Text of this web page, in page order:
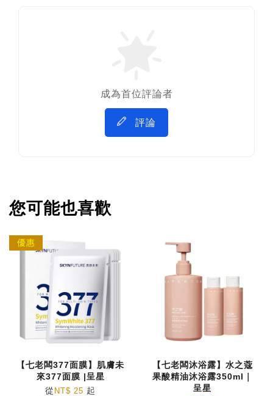
成為首位評論者
評論
您可能也喜歡
優惠
【七老闆377面膜】肌膚未
來377面膜 |呈星
從 NT$ 25 起
【七老闆沐浴露】水之蔻
果酸精油沐浴露350ml｜
呈星